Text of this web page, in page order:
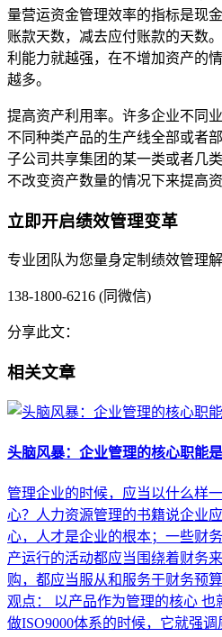
量营运资金管理效率的指标是现
账款天数，减去应付账款的天数
利能力就越强，在不增加资产的
越多。
提高资产利用率。许多企业不同
不同种类产品的生产线全部或者
子公司共享集团的某一类或者几
不改变资产数量的情况下来提高资
立即开启绩效管理变革
专业团队为您量身定制绩效管理
138-1800-6216 (同微信)
分享此文：
相关文章
头脑风暴：企业管理的核心职能
管理企业的时候，应当以什么样
心？人力资源管理的书籍说企业
心，人才是企业的根本；一些财
产运行的活动都应当围绕着财务
购，都应当服从和服务于财务预
观点： 以产品作为管理的核心 也
做ISO9000体系的时候，它就强